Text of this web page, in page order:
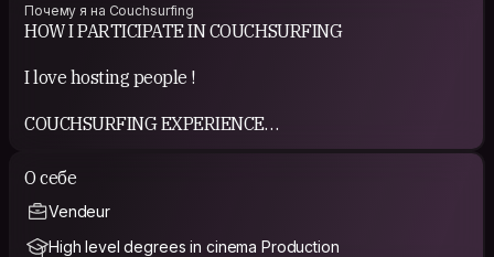
Почему я на Couchsurfing
HOW I PARTICIPATE IN COUCHSURFING
I love hosting people !
COUCHSURFING EXPERIENCE
Que des expériences positives jusqu'à maintenant. Je
Only amazing experiences for the moment
О себе
Vendeur
High level degrees in cinema Production